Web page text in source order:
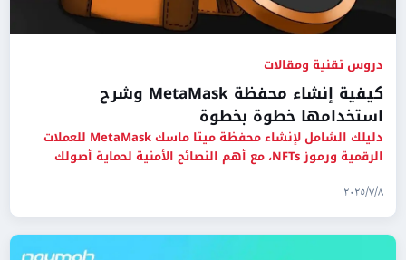
دروس تقنية ومقالات
كيفية إنشاء محفظة MetaMask وشرح
استخدامها خطوة بخطوة
دليلك الشامل لإنشاء محفظة ميتا ماسك MetaMask للعملات
الرقمية ورموز NFTs، مع أهم النصائح الأمنية لحماية أصولك
٨‏/٧‏/٢٠٢٥